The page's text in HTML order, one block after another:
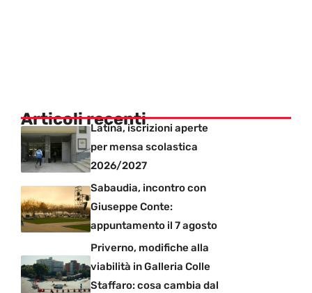
Articoli recentiLatina, iscrizioni aperte
per mensa scolastica
2026/2027
Sabaudia, incontro con
Giuseppe Conte:
appuntamento il 7 agosto
Priverno, modifiche alla
viabilità in Galleria Colle
Staffaro: cosa cambia dal